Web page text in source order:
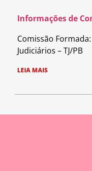
Informações de
Comissão
Judiciários – TJ/PB
LEIA MAIS